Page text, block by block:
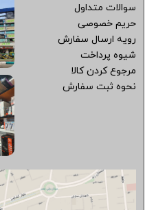
سوالات متداول
حریم خصوصی
رویه ارسال سفارش
شیوه پرداخت
مرجوع کردن کالا
نحوه ثبت سفارش